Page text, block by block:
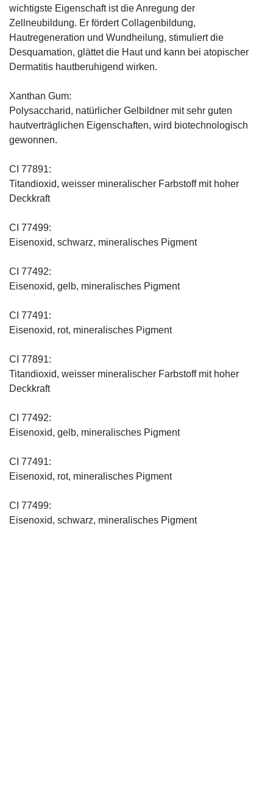
wichtigste Eigenschaft ist die Anregung der
Zellneubildung. Er fördert Collagenbildung,
Hautregeneration und Wundheilung, stimuliert die
Desquamation, glättet die Haut und kann bei atopischer
Dermatitis hautberuhigend wirken.
Xanthan Gum:
Polysaccharid, natürlicher Gelbildner mit sehr guten
hautverträglichen Eigenschaften, wird biotechnologisch
gewonnen.
CI 77891:
Titandioxid, weisser mineralischer Farbstoff mit hoher
Deckkraft
CI 77499:
Eisenoxid, schwarz, mineralisches Pigment
CI 77492:
Eisenoxid, gelb, mineralisches Pigment
CI 77491:
Eisenoxid, rot, mineralisches Pigment
CI 77891:
Titandioxid, weisser mineralischer Farbstoff mit hoher
Deckkraft
CI 77492:
Eisenoxid, gelb, mineralisches Pigment
CI 77491:
Eisenoxid, rot, mineralisches Pigment
CI 77499:
Eisenoxid, schwarz, mineralisches Pigment